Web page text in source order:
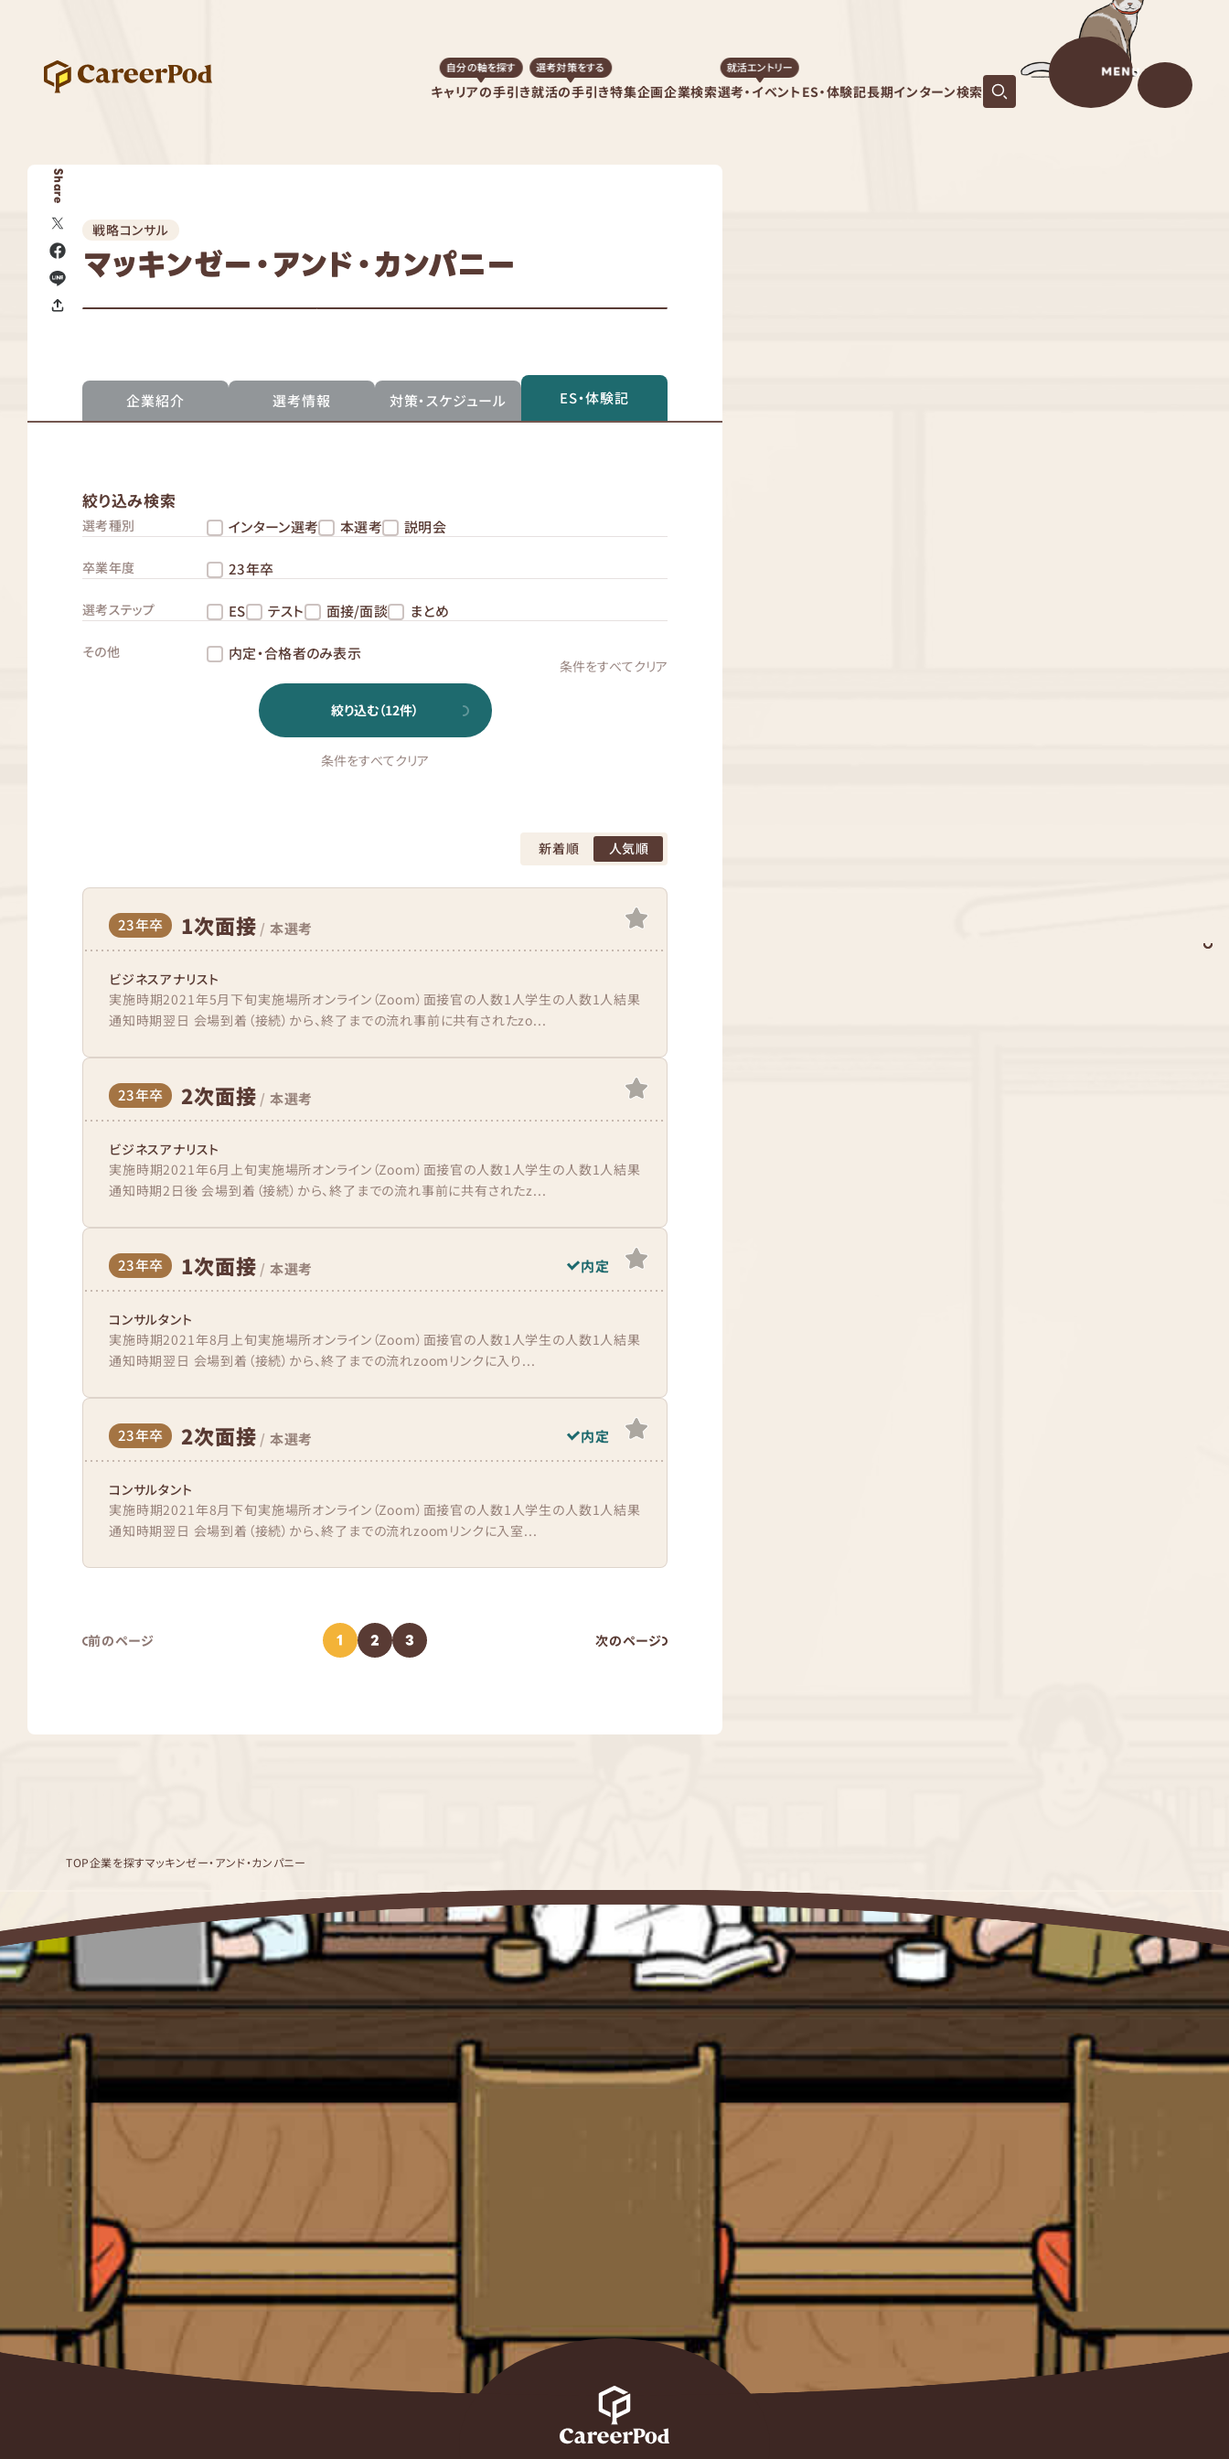
キャリアの手引き
自分の軸を探す
就活の手引き
選考対策をする
特集企画企業検索選考・イベント
就活エントリー
ES・体験記長期インターン検索
MENU
Share
戦略コンサル
マッキンゼー・アンド・カンパニー
企業紹介 選考情報 対策・スケジュール ES・体験記
絞り込み検索
選考種別 インターン選考 本選考 説明会
卒業年度 23年卒
選考ステップ ES テスト 面接/面談 まとめ
その他 内定・合格者のみ表示
条件をすべてクリア
絞り込む（12件）
条件をすべてクリア
新着順 人気順
23年卒 1次面接 / 本選考
ビジネスアナリスト
実施時期2021年5月下旬実施場所オンライン（Zoom）面接官の人数1人学生の人数1人結果
通知時期翌日 会場到着（接続）から、終了までの流れ事前に共有されたzo...
23年卒 2次面接 / 本選考
ビジネスアナリスト
実施時期2021年6月上旬実施場所オンライン（Zoom）面接官の人数1人学生の人数1人結果
通知時期2日後 会場到着（接続）から、終了までの流れ事前に共有されたz...
23年卒 1次面接 / 本選考 内定
コンサルタント
実施時期2021年8月上旬実施場所オンライン（Zoom）面接官の人数1人学生の人数1人結果
通知時期翌日 会場到着（接続）から、終了までの流れzoomリンクに入り...
23年卒 2次面接 / 本選考 内定
コンサルタント
実施時期2021年8月下旬実施場所オンライン（Zoom）面接官の人数1人学生の人数1人結果
通知時期翌日 会場到着（接続）から、終了までの流れzoomリンクに入室...
前のページ 1 2 3 次のページ
TOP企業を探すマッキンゼー・アンド・カンパニー